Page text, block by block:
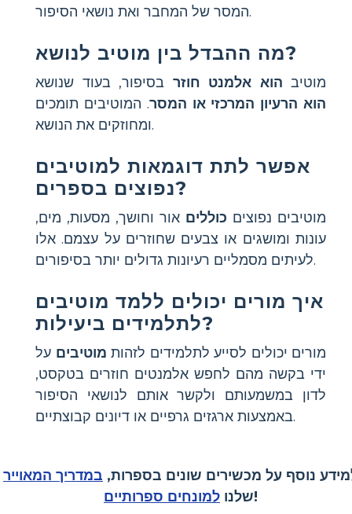
המסר של המחבר ואת נושאי הסיפור.
מה ההבדל בין מוטיב לנושא?
מוטיב הוא אלמנט חוזר בסיפור, בעוד שנושא
הוא הרעיון המרכזי או המסר. המוטיבים תומכים
ומחוזקים את הנושא.
אפשר לתת דוגמאות למוטיבים
נפוצים בספרים?
מוטיבים נפוצים כוללים אור וחושך, מסעות, מים,
עונות ומושגים או צבעים שחוזרים על עצמם. אלו
לעיתים מסמליים רעיונות גדולים יותר בסיפורים.
איך מורים יכולים ללמד מוטיבים
לתלמידים ביעילות?
מורים יכולים לסייע לתלמידים לזהות מוטיבים על
ידי בקשה מהם לחפש אלמנטים חוזרים בטקסט,
לדון במשמעותם ולקשר אותם לנושאי הסיפור
באמצעות ארגזים גרפיים או דיונים קבוצתיים.
נוסף על מכשירים שונים בספרות, במדריך המאוייר
שלנו למונחים ספרותיים !